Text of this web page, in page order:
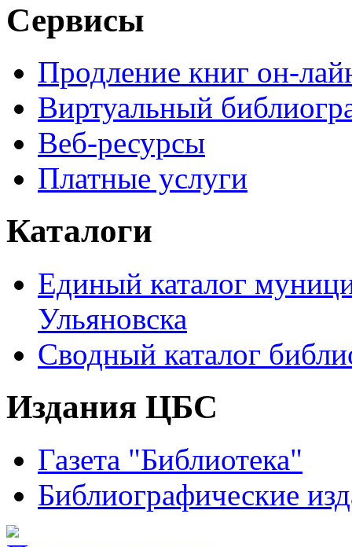
Сервисы
Продление книг он-
Виртуальный
Веб-ресурсы
Платные услуги
Каталоги
Единый каталог
Ульяновска
Сводный каталог
Издания ЦБС
Газета "Библиотека"
Библиографические